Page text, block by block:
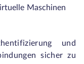
Maschinen
und
sicher zu